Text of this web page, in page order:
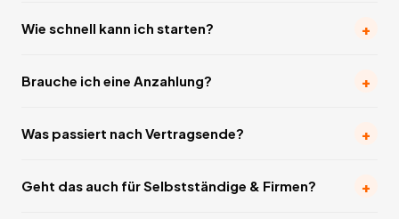
Wie schnell kann ich starten? +
Brauche ich eine Anzahlung? +
Was passiert nach Vertragsende? +
Geht das auch für Selbstständige & Firmen? +